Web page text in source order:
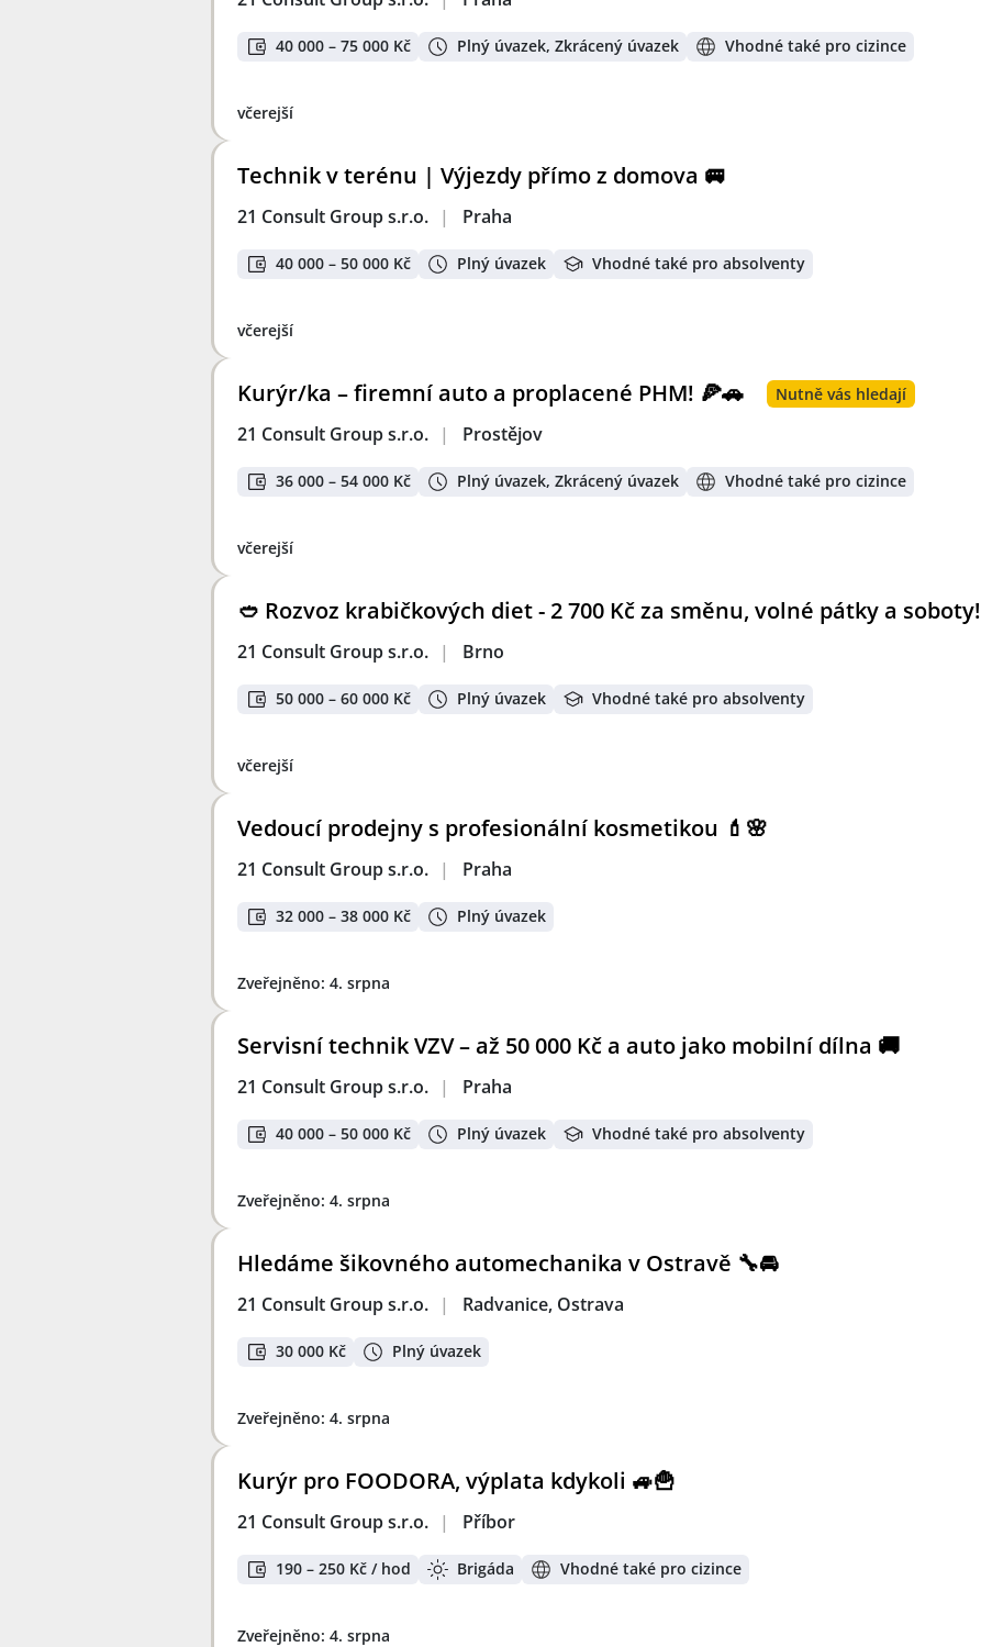
40 000 – 75 000 Kč Plný úvazek, Zkrácený úvazek Vhodné také pro cizince
včerejší
Technik v terénu | Výjezdy přímo z domova 🚐
21 Consult Group s.r.o. | Praha
40 000 – 50 000 Kč Plný úvazek Vhodné také pro absolventy
včerejší
Kurýr/ka – firemní auto a proplacené PHM! 🍕🚗 Nutně vás hledají
21 Consult Group s.r.o. | Prostějov
36 000 – 54 000 Kč Plný úvazek, Zkrácený úvazek Vhodné také pro cizince
včerejší
🥙 Rozvoz krabičkových diet - 2 700 Kč za směnu, volné pátky a soboty!
21 Consult Group s.r.o. | Brno
50 000 – 60 000 Kč Plný úvazek Vhodné také pro absolventy
včerejší
Vedoucí prodejny s profesionální kosmetikou 💄🌸
21 Consult Group s.r.o. | Praha
32 000 – 38 000 Kč Plný úvazek
Zveřejněno: 4. srpna
Servisní technik VZV – až 50 000 Kč a auto jako mobilní dílna 🚚
21 Consult Group s.r.o. | Praha
40 000 – 50 000 Kč Plný úvazek Vhodné také pro absolventy
Zveřejněno: 4. srpna
Hledáme šikovného automechanika v Ostravě 🔧🚘
21 Consult Group s.r.o. | Radvanice, Ostrava
30 000 Kč Plný úvazek
Zveřejněno: 4. srpna
Kurýr pro FOODORA, výplata kdykoli 🚙🍟
21 Consult Group s.r.o. | Příbor
190 – 250 Kč / hod Brigáda Vhodné také pro cizince
Zveřejněno: 4. srpna